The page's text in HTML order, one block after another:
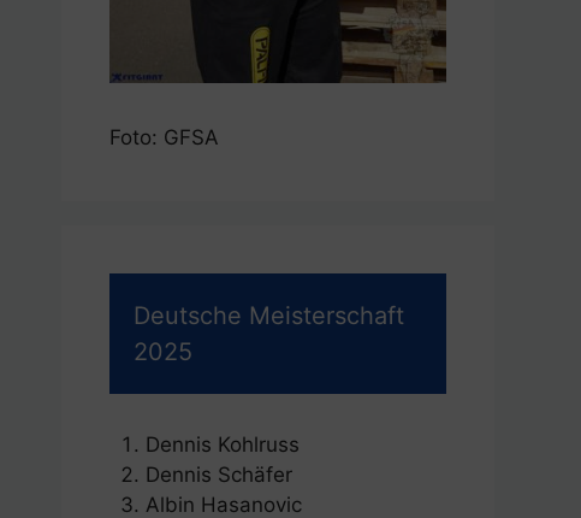
Foto: GFSA
Deutsche Meisterschaft
2025
Dennis Kohlruss
Dennis Schäfer
Albin Hasanovic